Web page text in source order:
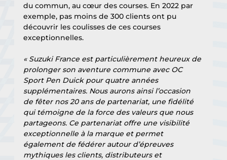
du commun, au cœur des courses. En 2022 par
exemple, pas moins de 300 clients ont pu
découvrir les coulisses de ces courses
exceptionnelles.
« Suzuki France est particulièrement heureux de
prolonger son aventure commune avec OC
Sport Pen Duick pour quatre années
supplémentaires. Nous aurons ainsi l’occasion
de fêter nos 20 ans de partenariat, une fidélité
qui témoigne de la force des valeurs que nous
partageons. Ce partenariat offre une visibilité
exceptionnelle à la marque et permet
également de fédérer autour d’épreuves
mythiques les clients, distributeurs et